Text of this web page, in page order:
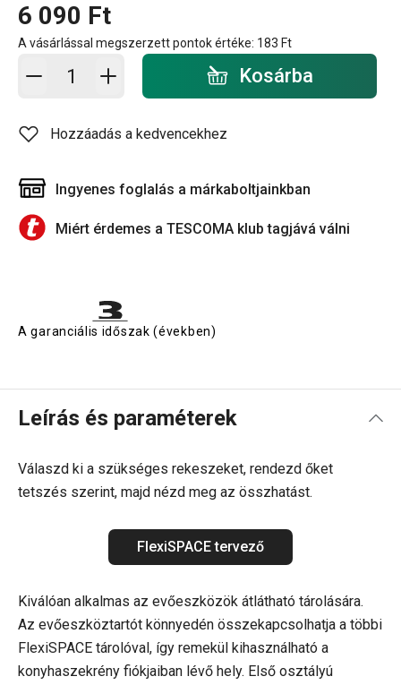
6 090 Ft
A vásárlással megszerzett pontok értéke: 183 Ft
Kosárba - mennyiség Kosárba
Hozzáadás a kedvencekhez
Ingyenes foglalás a márkaboltjainkban
Miért érdemes a TESCOMA klub tagjává válni
A garanciális időszak (években)
Leírás és paraméterek
Válaszd ki a szükséges rekeszeket, rendezd őket
tetszés szerint, majd nézd meg az összhatást.
FlexiSPACE tervező
Kiválóan alkalmas az evőeszközök átlátható tárolására.
Az evőeszköztartót könnyedén összekapcsolhatja a többi
FlexiSPACE tárolóval, így remekül kihasználható a
konyhaszekrény fiókjaiban lévő hely. Első osztályú